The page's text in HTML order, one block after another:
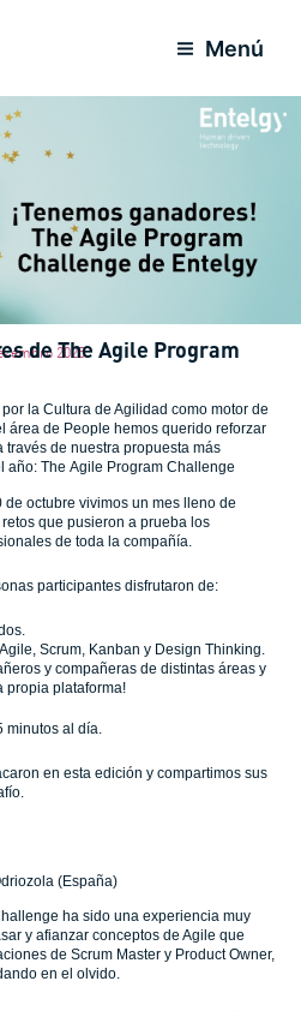
Menú
2025
de The Agile Program
la Cultura de Agilidad como motor de
área de People hemos querido reforzar
de nuestra propuesta más
año: The Agile Program Challenge
octubre vivimos un mes lleno de
que pusieron a prueba los
de toda la compañía.
participantes disfrutaron de:
Scrum, Kanban y Design Thinking.
y compañeras de distintas áreas y
propia plataforma!
al día.
en esta edición y compartimos sus
(España)
ha sido una experiencia muy
y afianzar conceptos de Agile que
de Scrum Master y Product Owner,
en el olvido.